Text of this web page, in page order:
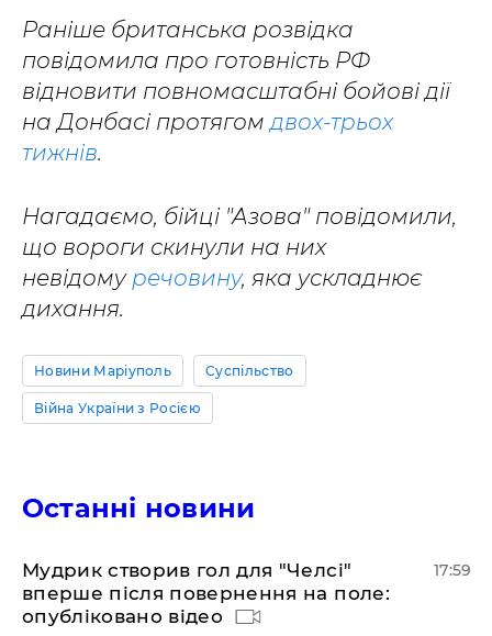
Раніше британська розвідка
повідомила про готовність РФ
відновити повномасштабні бойові дії
на Донбасі протягомдвох-трьох
тижнів.
Нагадаємо, бійці "Азова" повідомили,
що вороги скинули на них
невідому речовину, яка ускладнює
дихання.
Новини Маріуполь Суспільство
Війна України з Росією
Останні новини
Мудрик створив гол для "Челсі"
вперше після повернення на поле:
опубліковано відео
17:59